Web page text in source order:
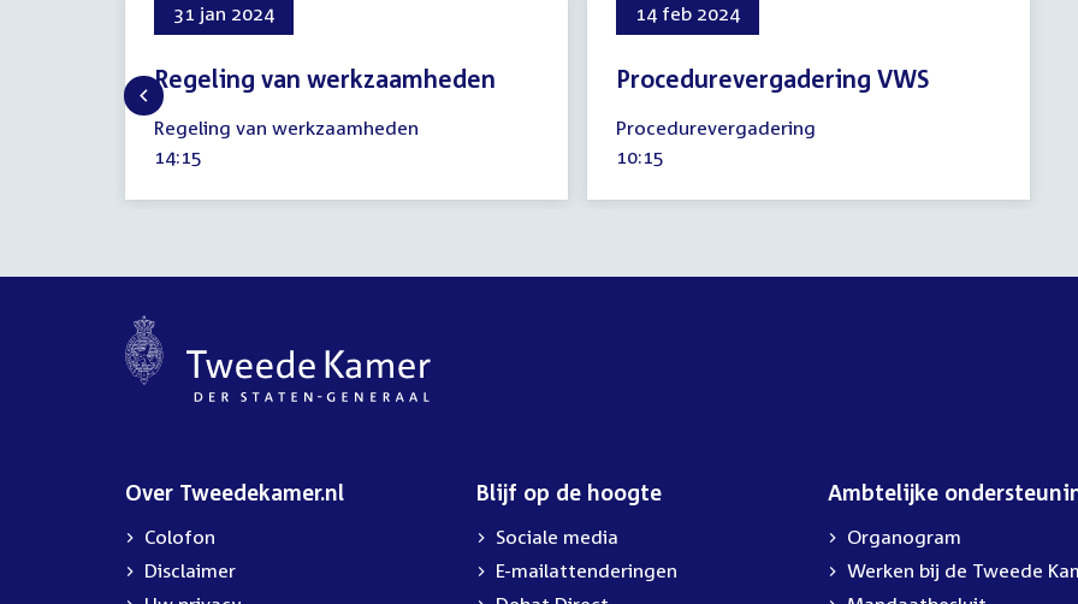
31 jan 2024
Regeling van werkzaamheden
31
januari
2024
Regeling van werkzaamheden
Tijd
14:15
14 feb 2024
Procedurevergadering VWS
februari
2024
Procedurevergadering
Tijd
10:15
Over Tweedekamer.nl
Colofon
Disclaimer
Blijf op de hoogte
Sociale media
E-mailattenderingen
Ambtelijke
Organogram
Werken bij de Tweede